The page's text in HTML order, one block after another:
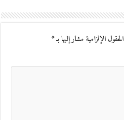
الحقول الإلزامية مشار إليها بـ*